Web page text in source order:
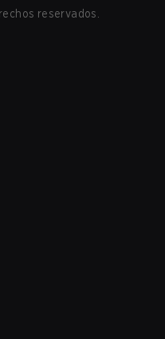
reservados.